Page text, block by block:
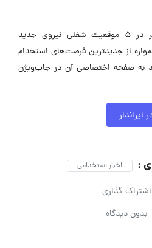
ایراندار در حال حاضر در ۵ موقعیت شغلی نیروی جدید
از جدیدترین فرصت‌های استخدام
به صفحه اختصاصی آن در جاب‌ویژن
: اخبار استخدامی
اشتراک گذاری
بدون دیدگاه